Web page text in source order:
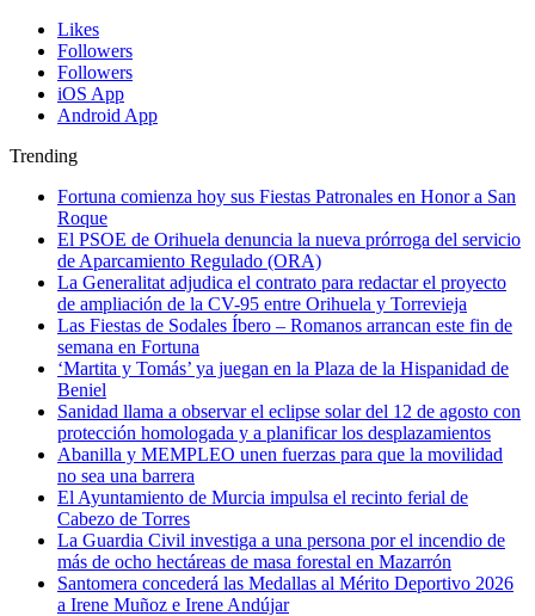
Likes
Followers
Followers
iOS App
Android App
Trending
Fortuna comienza hoy sus Fiestas Patronales en Honor a San
Roque
El PSOE de Orihuela denuncia la nueva prórroga del servicio
de Aparcamiento Regulado (ORA)
La Generalitat adjudica el contrato para redactar el proyecto
de ampliación de la CV-95 entre Orihuela y Torrevieja
Las Fiestas de Sodales Íbero – Romanos arrancan este fin de
semana en Fortuna
‘Martita y Tomás’ ya juegan en la Plaza de la Hispanidad de
Beniel
Sanidad llama a observar el eclipse solar del 12 de agosto con
protección homologada y a planificar los desplazamientos
Abanilla y MEMPLEO unen fuerzas para que la movilidad
no sea una barrera
El Ayuntamiento de Murcia impulsa el recinto ferial de
Cabezo de Torres
La Guardia Civil investiga a una persona por el incendio de
más de ocho hectáreas de masa forestal en Mazarrón
Santomera concederá las Medallas al Mérito Deportivo 2026
a Irene Muñoz e Irene Andújar